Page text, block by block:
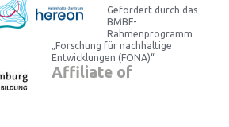
Gefördert durch das
BMBF-
Rahmenprogramm
„Forschung für nachhaltige
Entwicklungen (FONA)“
Affiliate of